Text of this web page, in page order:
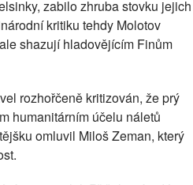
zabilo zhruba stovku jejich
kritiku tehdy Molotov
shazují hladovějícím Finům
rozhořčeně kritizován, že prý
humanitárním účelu náletů
omluvil Miloš Zeman, který